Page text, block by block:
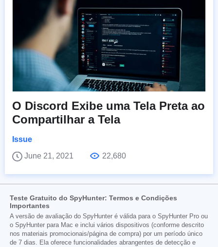
O Discord Exibe uma Tela Preta ao
Compartilhar a Tela
Issue
June 21, 2021
22,680
Teste Gratuito do SpyHunter: Termos e Condições
Importantes
A versão de avaliação do SpyHunter é válida para o SpyHunter Pro ou
o SpyHunter para Mac e inclui vários dispositivos (conforme descrito
nos materiais promocionais/página de compra) por um período único
de 7 dias. Ela oferece funcionalidades abrangentes de detecção e